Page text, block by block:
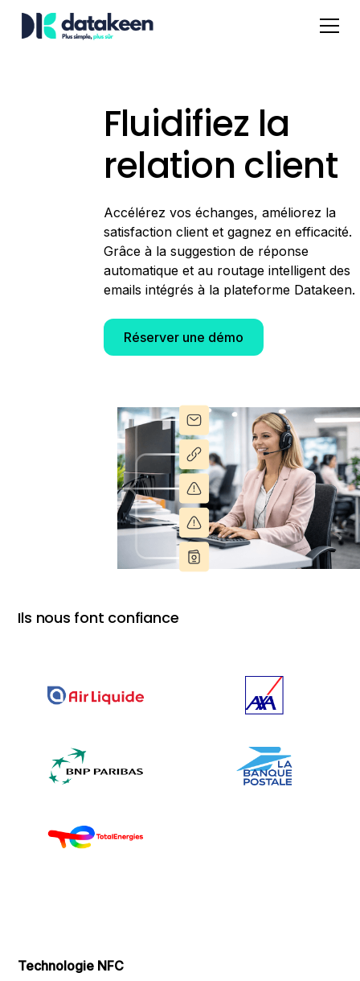
Fluidifiez la
relation client
Accélérez vos échanges, améliorez la
satisfaction client et gagnez en efficacité.
Grâce à la suggestion de réponse
automatique et au routage intelligent des
emails intégrés à la plateforme Datakeen.
Réserver une démo
Ils nous font confiance
Technologie NFC